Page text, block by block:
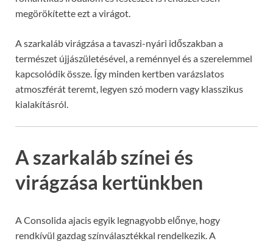
megörökítette ezt a virágot.
A szarkaláb virágzása a tavaszi-nyári időszakban a
természet újjászületésével, a reménnyel és a szerelemmel
kapcsolódik össze. Így minden kertben varázslatos
atmoszférát teremt, legyen szó modern vagy klasszikus
kialakításról.
A szarkaláb színei és
virágzása kertünkben
A Consolida ajacis egyik legnagyobb előnye, hogy
rendkívül gazdag színválasztékkal rendelkezik. A